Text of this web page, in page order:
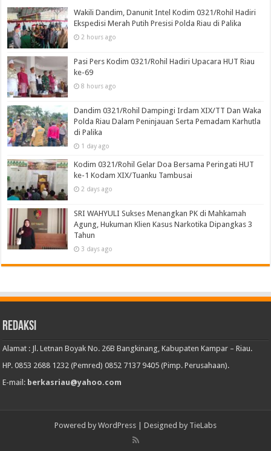
Wakili Dandim, Danunit Intel Kodim 0321/Rohil Hadiri
Ekspedisi Merah Putih Presisi Polda Riau di Palika
2 hours ago
Pasi Pers Kodim 0321/Rohil Hadiri Upacara HUT Riau
ke-69
8 hours ago
Dandim 0321/Rohil Dampingi Irdam XIX/TT Dan Waka
Polda Riau Dalam Peninjauan Serta Pemadam Karhutla
di Palika
1 day ago
Kodim 0321/Rohil Gelar Doa Bersama Peringati HUT
ke-1 Kodam XIX/Tuanku Tambusai
2 days ago
SRI WAHYULI Sukses Menangkan PK di Mahkamah
Agung, Hukuman Klien Kasus Narkotika Dipangkas 3
Tahun
3 days ago
Redaksi
Alamat : Jl. Letnan Boyak No. 26B Bangkinang, Kabupaten Kampar – Riau.
HP. 0853 2688 1232 (Pemred) 0852 7137 9405 (Pimp. Perusahaan).
E-mail: berkasriau@yahoo.com
Powered by WordPress | Designed by TieLabs